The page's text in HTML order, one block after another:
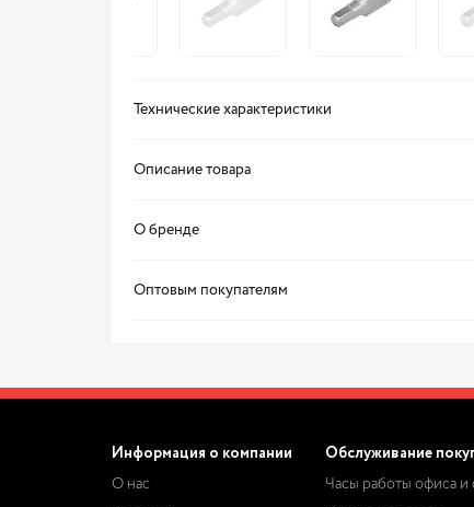
Технические характеристики
Описание товара
О бренде
Оптовым покупателям
Информация о компании
О нас
Обслуживание
Часы работы офиса